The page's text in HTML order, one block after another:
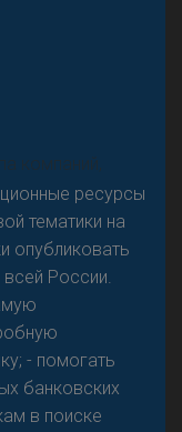
не
компаний,
ресурсы
тематики на
опубликовать
России.
- помогать
банковских
в поиске